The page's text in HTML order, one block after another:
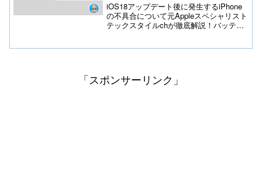
iOS18アップデート後に発生するiPhone
の不具合について元Appleスペシャリスト
テックスタイルchが徹底解説！バッテリ
「スポンサーリンク」